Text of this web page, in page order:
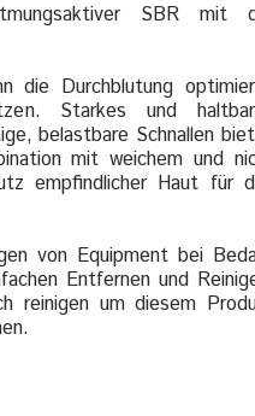
SBR mit
die Durchblutung
Starkes und
belastbare Schnallen
mit weichem und
empfindlicher Haut für
von Equipment bei
Entfernen und
reinigen um diesem